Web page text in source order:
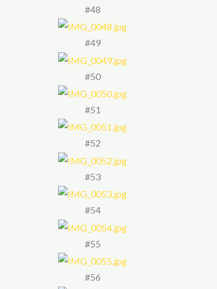
#48
#49
#50
#51
#52
#53
#54
#55
#56